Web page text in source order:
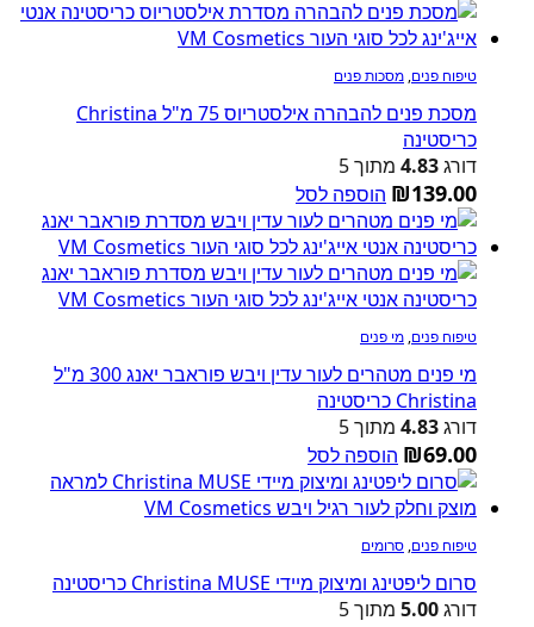
טיפוח פנים, מסכות פנים
מסכת פנים להבהרה אילסטריוס 75 מ"ל Christina
כריסטינה
דורג4.83 מתוך 5
₪139.00 הוספה לסל
טיפוח פנים, מי פנים
מי פנים מטהרים לעור עדין ויבש פוראבר יאנג 300 מ"ל
Christina כריסטינה
דורג4.83 מתוך 5
₪69.00 הוספה לסל
טיפוח פנים, סרומים
סרום ליפטינג ומיצוק מיידי Christina MUSE כריסטינה
דורג5.00 מתוך 5